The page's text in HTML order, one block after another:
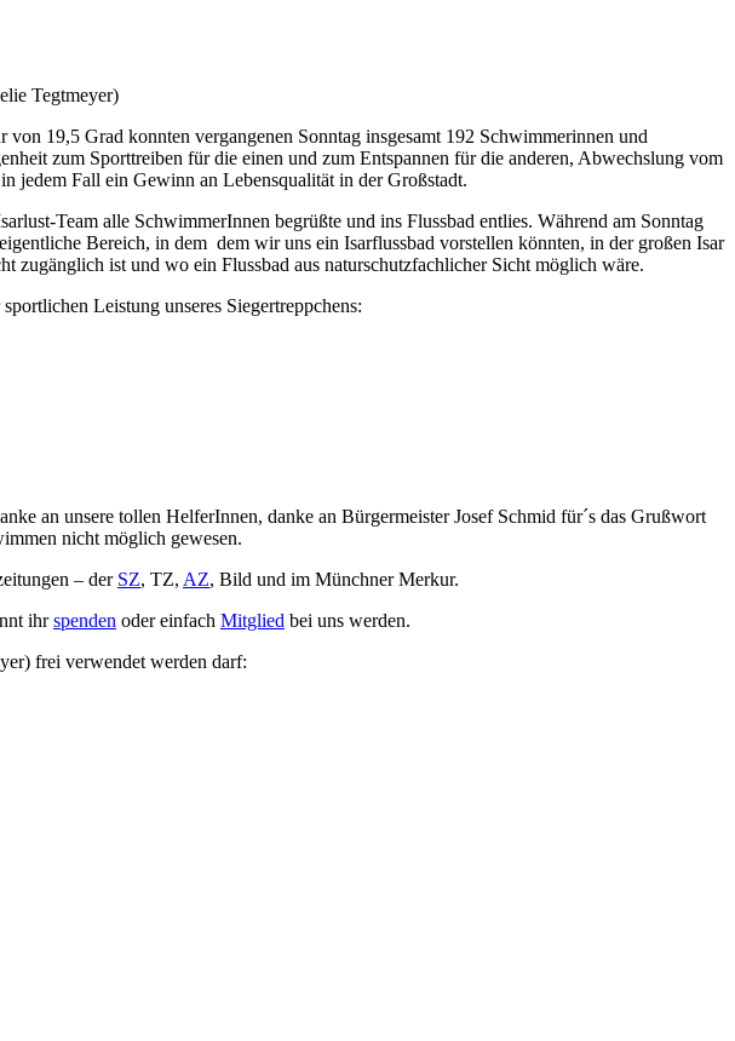
Tegtmeyer)
19,5 Grad konnten vergangenen Sonntag insgesamt 192 Schwimmerinnen und
zum Sporttreiben für die einen und zum Entspannen für die anderen, Abwechslung vom
jedem Fall ein Gewinn an Lebensqualität in der Großstadt.
Team alle SchwimmerInnen begrüßte und ins Flussbad entlies. Während am Sonntag
Bereich, in dem dem wir uns ein Isarflussbad vorstellen könnten, in der großen Isar
zugänglich ist und wo ein Flussbad aus naturschutzfachlicher Sicht möglich wäre.
Leistung unseres Siegertreppchens:
an unsere tollen HelferInnen, danke an Bürgermeister Josef Schmid für´s das Grußwort
nicht möglich gewesen.
– der SZ, TZ, AZ, Bild und im Münchner Merkur.
ihrspenden oder einfach Mitglied bei uns werden.
frei verwendet werden darf: